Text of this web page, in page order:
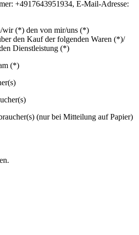
+4917643951934, E-Mail-Adresse:
(*) den von mir/uns (*)
den Kauf der folgenden Waren (*)/
Dienstleistung (*)
(*)
(nur bei Mitteilung auf Papier)